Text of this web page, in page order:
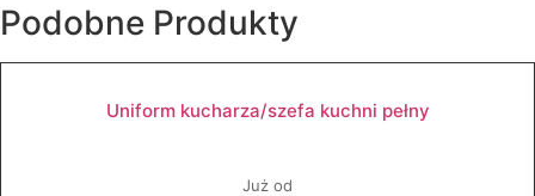
Podobne Produkty
Uniform kucharza/szefa kuchni pełny
Już od